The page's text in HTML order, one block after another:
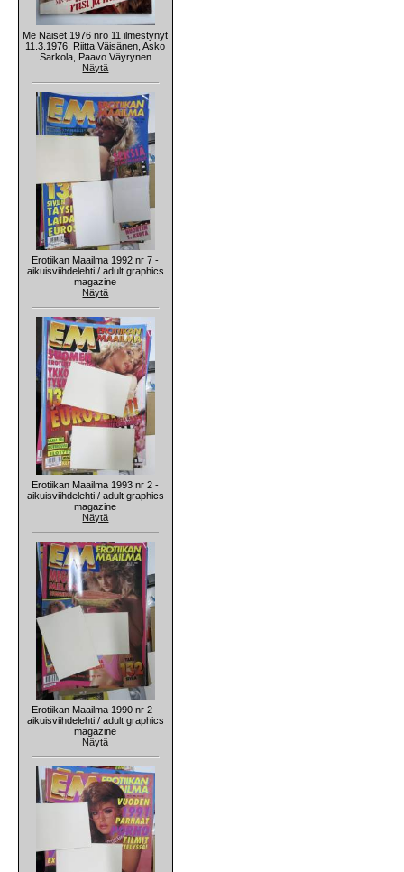
Me Naiset 1976 nro 11 ilmestynyt
11.3.1976, Riitta Väisänen, Asko
Sarkola, Paavo Väyrynen
Näytä
Erotiikan Maailma 1992 nr 7 -
aikuisviihdelehti / adult graphics
magazine
Näytä
Erotiikan Maailma 1993 nr 2 -
aikuisviihdelehti / adult graphics
magazine
Näytä
Erotiikan Maailma 1990 nr 2 -
aikuisviihdelehti / adult graphics
magazine
Näytä